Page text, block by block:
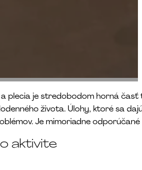
plecia je stredobodom horná
života. Úlohy, ktoré sa
Je mimoriadne
aktivite